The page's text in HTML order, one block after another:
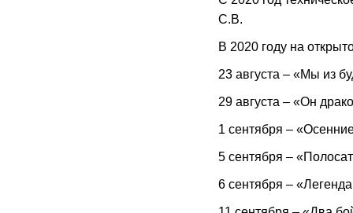
С.В.
В 2020 году на
23 августа – «Мы из
29 августа – «Он
1 сентября –
5 сентября –
6 сентября –